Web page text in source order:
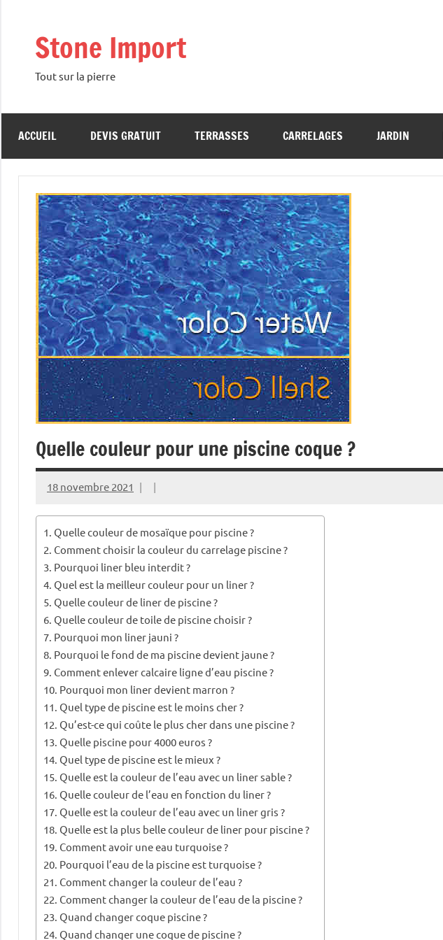
contenuStone Import
Tout sur la pierre
ACCUEIL DEVIS GRATUIT TERRASSES CARRELAGES JARDIN
Quelle couleur pour une piscine coque ?
18 novembre 2021
Quelle couleur de mosaïque pour piscine ?
Comment choisir la couleur du carrelage piscine ?
Pourquoi liner bleu interdit ?
Quel est la meilleur couleur pour un liner ?
Quelle couleur de liner de piscine ?
Quelle couleur de toile de piscine choisir ?
Pourquoi mon liner jauni ?
Pourquoi le fond de ma piscine devient jaune ?
Comment enlever calcaire ligne d’eau piscine ?
Pourquoi mon liner devient marron ?
Quel type de piscine est le moins cher ?
Qu’est-ce qui coûte le plus cher dans une piscine ?
Quelle piscine pour 4000 euros ?
Quel type de piscine est le mieux ?
Quelle est la couleur de l’eau avec un liner sable ?
Quelle couleur de l’eau en fonction du liner ?
Quelle est la couleur de l’eau avec un liner gris ?
Quelle est la plus belle couleur de liner pour piscine ?
Comment avoir une eau turquoise ?
Pourquoi l’eau de la piscine est turquoise ?
Comment changer la couleur de l’eau ?
Comment changer la couleur de l’eau de la piscine ?
Quand changer coque piscine ?
Quand changer une coque de piscine ?